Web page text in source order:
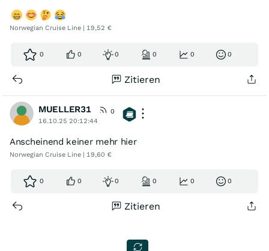
Norwegian Cruise Line | 19,52 €
0 0 0 0 0 0
Zitieren
MUELLER31
0
16.10.25 20:12:44
Anscheinend keiner mehr hier
Norwegian Cruise Line | 19,60 €
0 0 0 0 0 0
Zitieren